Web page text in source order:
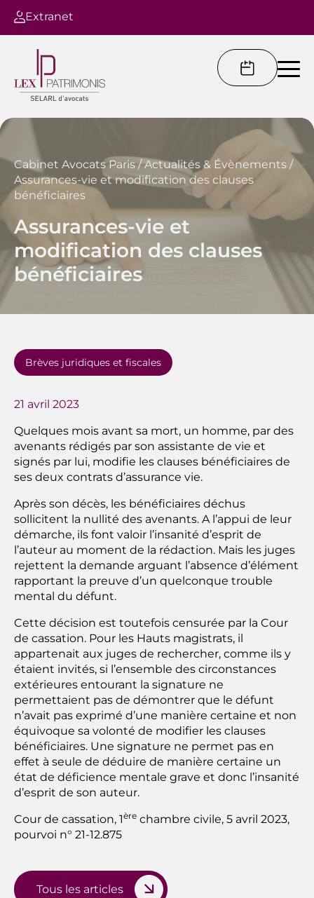
Extranet
Cabinet Avocats Paris/Actualités & Évènements /
Assurances-vie et modification des clauses
bénéficiaires
Assurances-vie et
modification des clauses
bénéficiaires
Brèves juridiques et fiscales
21 avril 2023
Quelques mois avant sa mort, un homme, par des
avenants rédigés par son assistante de vie et
signés par lui, modifie les clauses bénéficiaires de
ses deux contrats d’assurance vie.
Après son décès, les bénéficiaires déchus
sollicitent la nullité des avenants. A l’appui de leur
démarche, ils font valoir l’insanité d’esprit de
l’auteur au moment de la rédaction. Mais les juges
rejettent la demande arguant l’absence d’élément
rapportant la preuve d’un quelconque trouble
mental du défunt.
Cette décision est toutefois censurée par la Cour
de cassation. Pour les Hauts magistrats, il
appartenait aux juges de rechercher, comme ils y
étaient invités, si l’ensemble des circonstances
extérieures entourant la signature ne
permettaient pas de démontrer que le défunt
n’avait pas exprimé d’une manière certaine et non
équivoque sa volonté de modifier les clauses
bénéficiaires. Une signature ne permet pas en
effet à seule de déduire de manière certaine un
état de déficience mentale grave et donc l’insanité
d’esprit de son auteur.
Cour de cassation, 1ère chambre civile, 5 avril 2023,
pourvoi n° 21-12.875
Tous les articles